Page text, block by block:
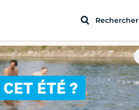
Rechercher